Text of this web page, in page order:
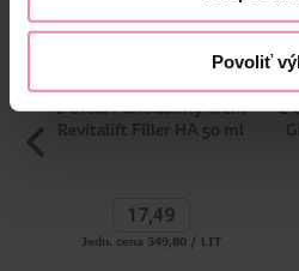
Povoliť
L'Oréal Paris denný krém
Revitalift Filler HA 50 ml
17,49
Jedn. cena 349,80 / LIT